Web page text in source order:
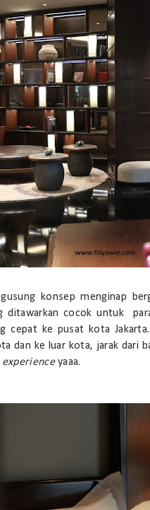
konsep menginap
ditawarkan cocok untuk
cepat ke pusat kota
dan ke luar kota, jarak dari
experienceyaaa.